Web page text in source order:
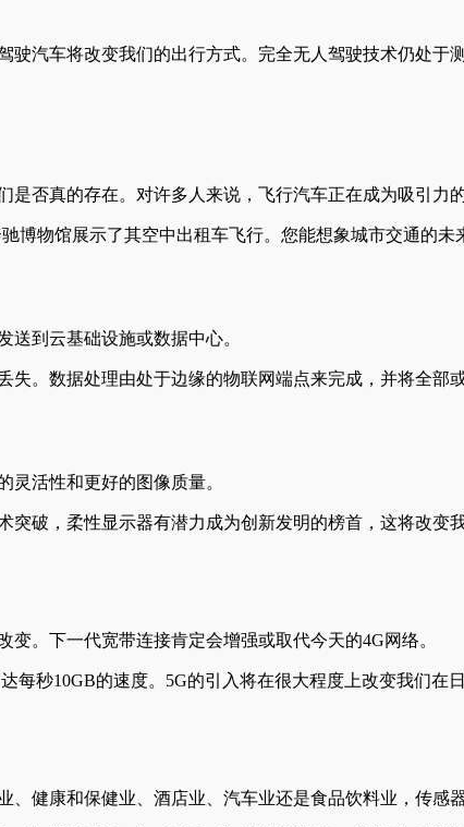
汽车将改变我们的出行方式。完全无人驾驶技术仍处于
否真的存在。对许多人来说，飞行汽车正在成为吸引力
物馆展示了其空中出租车飞行。您能想象城市交通的
到云基础设施或数据中心。
。数据处理由处于边缘的物联网端点来完成，并将全部
活性和更好的图像质量。
破，柔性显示器有潜力成为创新发明的榜首，这将改变
。下一代宽带连接肯定会增强或取代今天的4G网络。
秒10GB的速度。5G的引入将在很大程度上改变我们在
健康和保健业、酒店业、汽车业还是食品饮料业，传感